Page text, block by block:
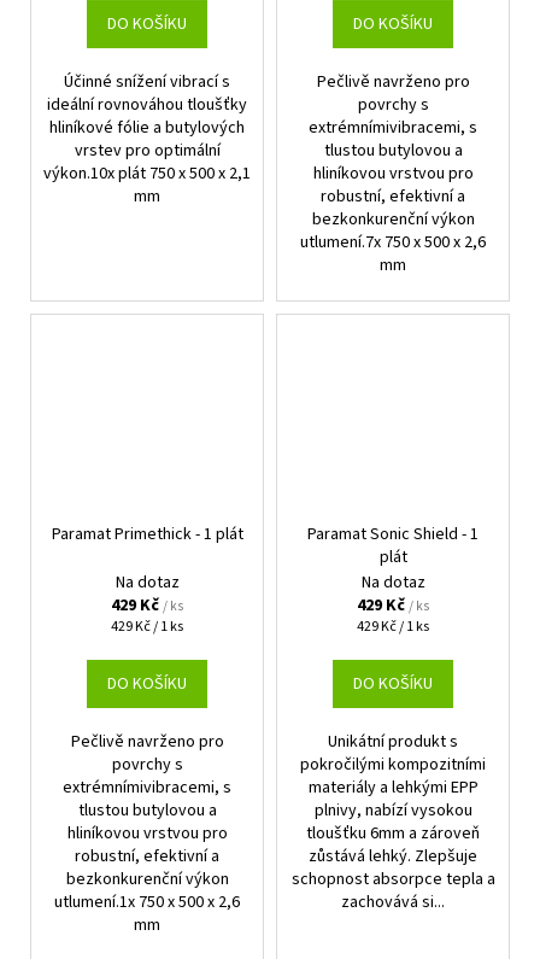
DO KOŠÍKU
Účinné snížení vibrací s
ideální rovnováhou tloušťky
hliníkové fólie a butylových
vrstev pro optimální
výkon.10x plát 750 x 500 x 2,1
mm
DO KOŠÍKU
Pečlivě navrženo pro
povrchy s
extrémnímivibracemi, s
tlustou butylovou a
hliníkovou vrstvou pro
robustní, efektivní a
bezkonkurenční výkon
utlumení.7x 750 x 500 x 2,6
mm
Paramat Primethick - 1 plát
Na dotaz
429 Kč/ ks
Měrná
429 Kč / 1 ks
DO KOŠÍKU
Pečlivě navrženo pro
povrchy s
extrémnímivibracemi, s
tlustou butylovou a
hliníkovou vrstvou pro
robustní, efektivní a
bezkonkurenční výkon
utlumení.1x 750 x 500 x 2,6
mm
Paramat Sonic Shield - 1
plát
Na dotaz
429 Kč/ ks
Měrná
429 Kč / 1 ks
DO KOŠÍKU
Unikátní produkt s
pokročilými kompozitními
materiály a lehkými EPP
plnivy, nabízí vysokou
tloušťku 6mm a zároveň
zůstává lehký. Zlepšuje
schopnost absorpce tepla a
zachovává si...